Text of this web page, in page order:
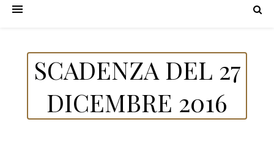
SCADENZA DEL 27
DICEMBRE 2016